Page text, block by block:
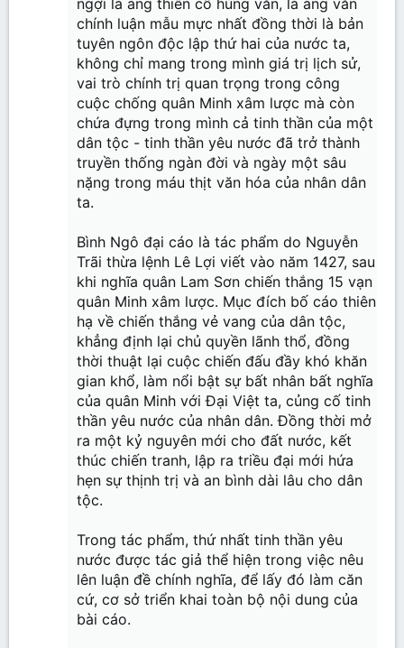
chính luận mẫu mực nhất đồng thời là bản
tuyên ngôn độc lập thứ hai của nước ta,
không chỉ mang trong mình giá trị lịch sử,
vai trò chính trị quan trọng trong công
cuộc chống quân Minh xâm lược mà còn
chứa đựng trong mình cả tinh thần của một
dân tộc - tinh thần yêu nước đã trở thành
truyền thống ngàn đời và ngày một sâu
nặng trong máu thịt văn hóa của nhân dân
ta.
Bình Ngô đại cáo là tác phẩm do Nguyễn
Trãi thừa lệnh Lê Lợi viết vào năm 1427, sau
khi nghĩa quân Lam Sơn chiến thắng 15 vạn
quân Minh xâm lược. Mục đích bố cáo thiên
hạ về chiến thắng vẻ vang của dân tộc,
khẳng định lại chủ quyền lãnh thổ, đồng
thời thuật lại cuộc chiến đấu đầy khó khăn
gian khổ, làm nổi bật sự bất nhân bất nghĩa
của quân Minh với Đại Việt ta, củng cố tinh
thần yêu nước của nhân dân. Đồng thời mở
ra một kỷ nguyên mới cho đất nước, kết
thúc chiến tranh, lập ra triều đại mới hứa
hẹn sự thịnh trị và an bình dài lâu cho dân
tộc.
Trong tác phẩm, thứ nhất tinh thần yêu
nước được tác giả thể hiện trong việc nêu
lên luận đề chính nghĩa, để lấy đó làm căn
cứ, cơ sở triển khai toàn bộ nội dung của
bài cáo.